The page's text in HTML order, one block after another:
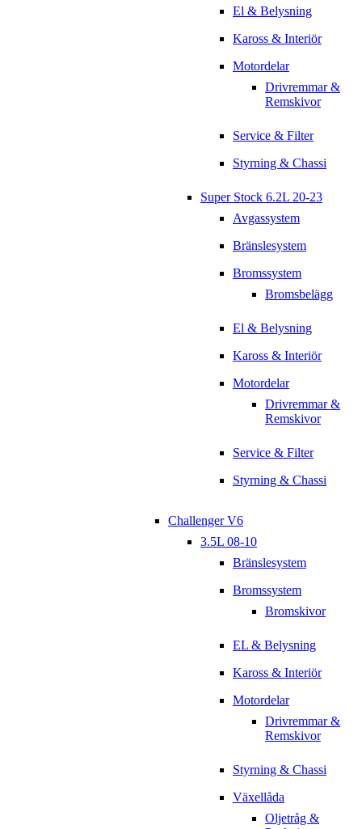
El & Belysning
Kaross & Interiör
Motordelar
Drivremmar &
Remskivor
Service & Filter
Styrning & Chassi
Super Stock 6.2L 20-23
Avgassystem
Bränslesystem
Bromssystem
Bromsbelägg
El & Belysning
Kaross & Interiör
Motordelar
Drivremmar &
Remskivor
Service & Filter
Styrning & Chassi
Challenger V6
3.5L 08-10
Bränslesystem
Bromssystem
Bromskivor
EL & Belysning
Kaross & Interiör
Motordelar
Drivremmar &
Remskivor
Styrning & Chassi
Växellåda
Oljetråg &